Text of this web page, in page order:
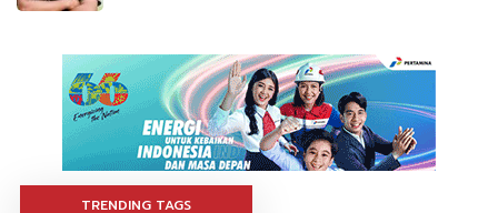
TRENDING TAGS